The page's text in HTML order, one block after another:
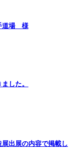
道場 様
した。
出展の内容で掲載し